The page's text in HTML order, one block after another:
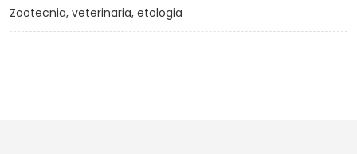
Zootecnia, veterinaria, etologia